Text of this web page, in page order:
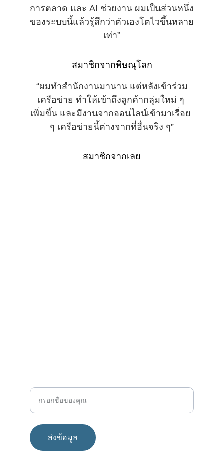
การตลาด และ AI ช่วยงาน ผมเป็นส่วนหนึ่ง
ของระบบนี้แล้วรู้สึกว่าตัวเองโตไวขึ้นหลาย
เท่า”
สมาชิกจากพิษณุโลก
“ผมทำสำนักงานมานาน แต่หลังเข้าร่วม
เครือข่าย ทำให้เข้าถึงลูกค้ากลุ่มใหม่ ๆ
เพิ่มขึ้น และมีงานจากออนไลน์เข้ามาเรื่อย
ๆ เครือข่ายนี้ต่างจากที่อื่นจริง ๆ”
สมาชิกจากเลย
ส่งข้อมูล